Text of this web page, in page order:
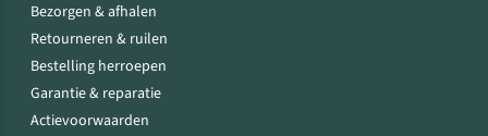
Bezorgen & afhalen
Retourneren & ruilen
Bestelling herroepen
Garantie & reparatie
Actievoorwaarden